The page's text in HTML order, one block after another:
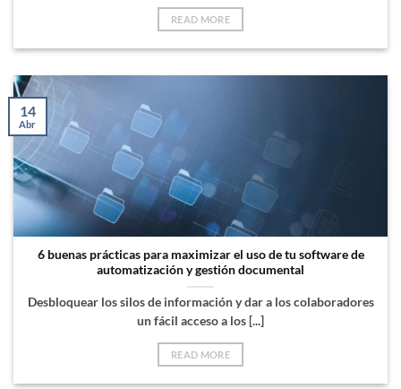
READ MORE
6 buenas prácticas para maximizar el uso de tu software de
automatización y gestión documental
Desbloquear los silos de información y dar a los colaboradores
un fácil acceso a los [...]
READ MORE
14
Abr